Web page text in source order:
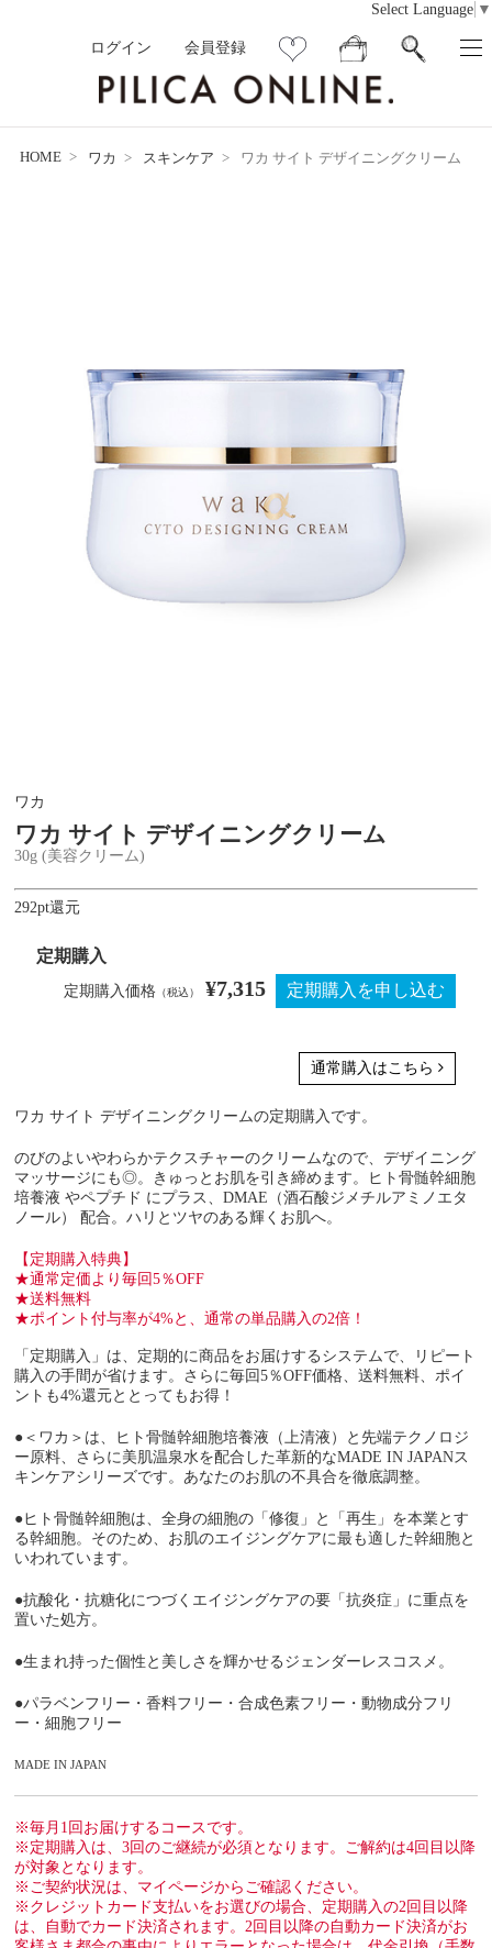
Select Language ▼
ログイン 会員登録
HOME ワカ スキンケア ワカ サイト デザイニングクリーム
ワカ
ワカ サイト デザイニングクリーム
30g (美容クリーム)
292pt還元
定期購入
定期購入価格（税込） ¥7,315
通常購入はこちら
ワカ サイト デザイニングクリームの定期購入です。
のびのよいやわらかテクスチャーのクリームなので、デザイニング
マッサージにも◎。きゅっとお肌を引き締めます。ヒト骨髄幹細胞
培養液 やペプチド にプラス、DMAE（酒石酸ジメチルアミノエタ
ノール） 配合。ハリとツヤのある輝くお肌へ。
【定期購入特典】
★通常定価より毎回5％OFF
★送料無料
★ポイント付与率が4%と、通常の単品購入の2倍！
「定期購入」は、定期的に商品をお届けするシステムで、リピート
購入の手間が省けます。 さらに毎回5％OFF価格、送料無料、ポイ
ントも4%還元ととってもお得！
●＜ワカ＞は、ヒト骨髄幹細胞培養液（上清液）と先端テクノロジ
ー原料、さらに美肌温泉水を配合した革新的なMADE IN JAPANス
キンケアシリーズです。あなたのお肌の不具合を徹底調整。
●ヒト骨髄幹細胞は、全身の細胞の「修復」と「再生」を本業とす
る幹細胞。そのため、お肌のエイジングケアに最も適した幹細胞と
いわれています。
●抗酸化・抗糖化につづくエイジングケアの要「抗炎症」に重点を
置いた処方。
●生まれ持った個性と美しさを輝かせるジェンダーレスコスメ。
●パラベンフリー・香料フリー・合成色素フリー・動物成分フリ
ー・細胞フリー
MADE IN JAPAN
※毎月1回お届けするコースです。
※定期購入は、3回のご継続が必須となります。ご解約は4回目以降
が対象となります。
※ご契約状況は、マイページからご確認ください。
※クレジットカード支払いをお選びの場合、定期購入の2回目以降
は、自動でカード決済されます。2回目以降の自動カード決済がお